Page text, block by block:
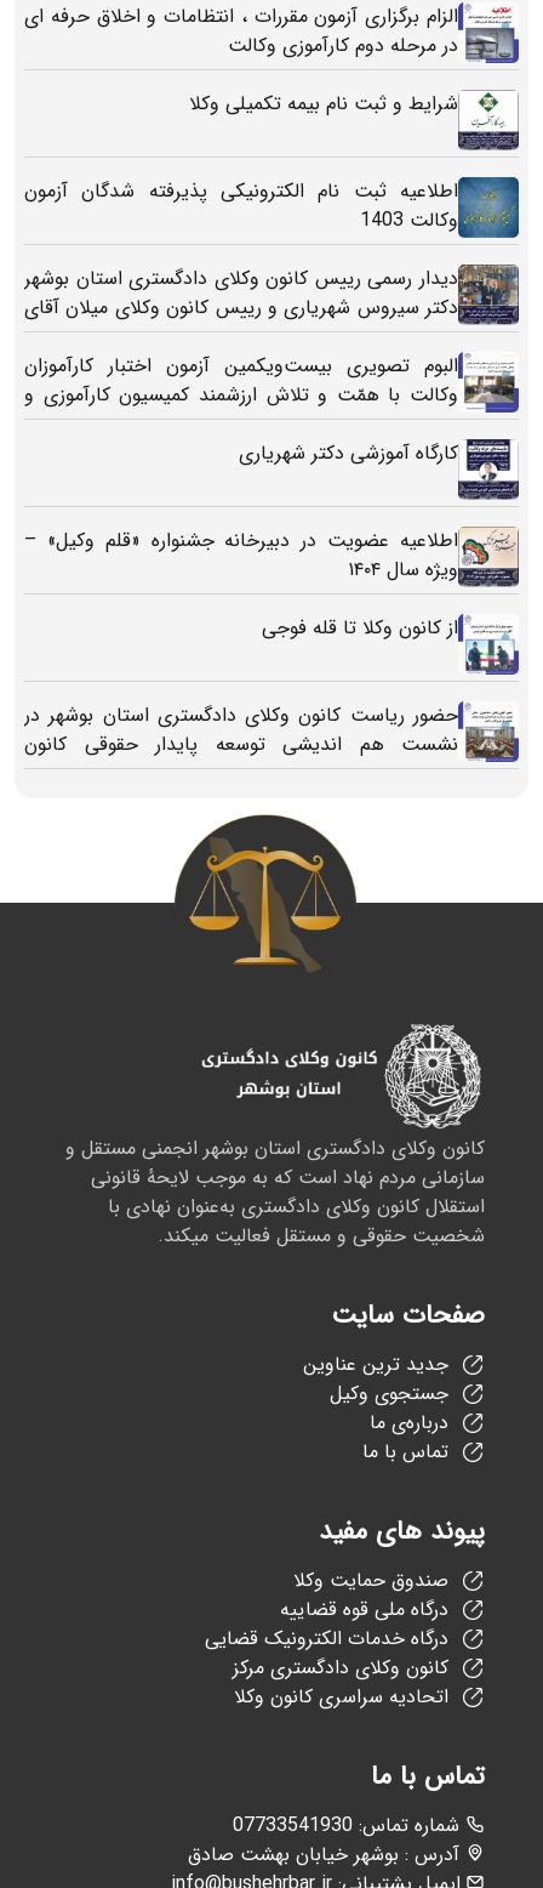
الزام برگزاری آزمون مقررات ، انتظامات و اخلاق حرفه ای
در مرحله دوم کارآموزی وکالت
شرایط و ثبت نام بیمه تکمیلی وکلا
اطلاعیه ثبت نام الکترونیکی پذیرفته شدگان آزمون
وکالت 1403
دیدار رسمی رییس کانون وکلای دادگستری استان بوشهر
دکتر سیروس شهریاری و رییس کانون وکلای میلان آقای
مارکو آکولا
البوم تصویری بیست‌ویکمین آزمون اختبار کارآموزان
وکالت با همّت و تلاش ارزشمند کمیسیون کارآموزی و
اختبار کانون وکلای دادگستری استان بوشهر
کارگاه آموزشی دکتر شهریاری
اطلاعیه عضویت در دبیرخانه جشنواره «قلم وکیل» –
ویژه سال ۱۴۰۴
از کانون وکلا تا قله فوجی
حضور ریاست کانون وکلای دادگستری استان بوشهر در
نشست هم اندیشی توسعه پایدار حقوقی کانون
هرمزگان - کیش
کانون وکلای دادگستری استان بوشهر انجمنی مستقل و
سازمانی مردم نهاد است که به موجب لایحهٔ قانونی
استقلال کانون وکلای دادگستری به‌عنوان نهادی با
شخصیت حقوقی و مستقل فعالیت میکند.
صفحات سایت
جدید ترین عناوین
جستجوی وکیل
درباره‌ی ما
تماس با ما
پیوند های مفید
صندوق حمایت وکلا
درگاه ملی قوه قضاییه
درگاه خدمات الکترونیک قضایی
کانون وکلای دادگستری مرکز
اتحادیه سراسری کانون وکلا
تماس با ما
07733541930
آدرس : بوشهر خیابان بهشت صادق